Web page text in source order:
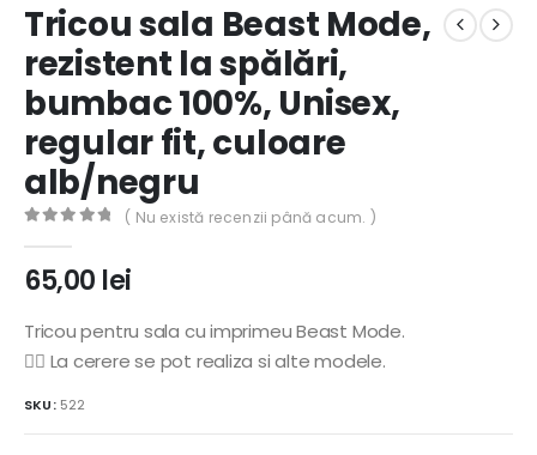
Tricou sala Beast Mode,
rezistent la spălări,
bumbac 100%, Unisex,
regular fit, culoare
alb/negru
( Nu există recenzii până acum. )
65,00 lei
Tricou pentru sala cu imprimeu Beast Mode.
🏃‍♀️ La cerere se pot realiza si alte modele.
SKU: 522